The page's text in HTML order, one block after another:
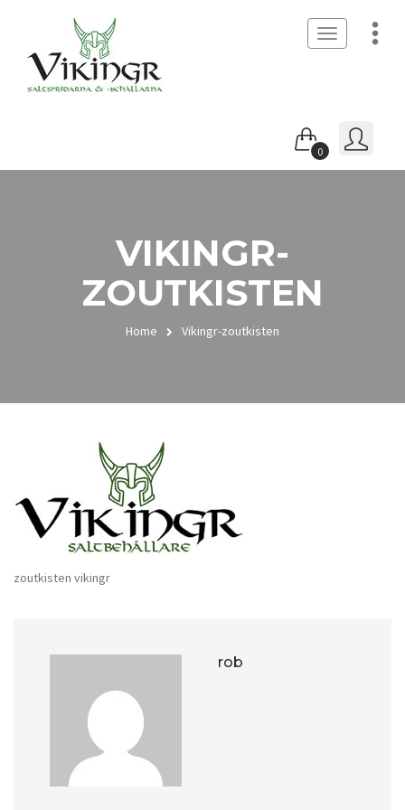
Toggle
navigation
0
VIKINGR-
ZOUTKISTEN
Home Vikingr-zoutkisten
zoutkisten vikingr
rob